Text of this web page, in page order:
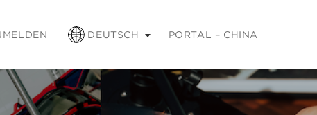
und die Esc-Taste, um ihn zu minimieren.
DEUTSCH PORTAL – CHINA